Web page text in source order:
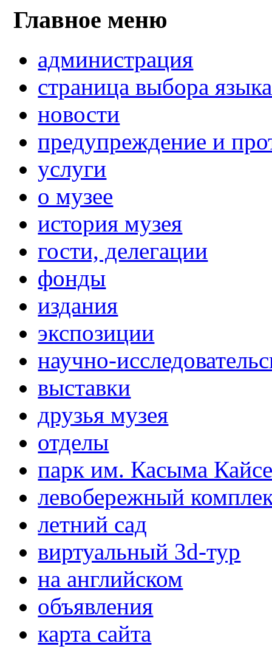
Главное меню
администрация
страница выбора языка
новости
предупреждение и
услуги
о музее
история музея
гости, делегации
фонды
издания
экспозиции
научно-
выставки
друзья музея
отделы
парк им. Касыма
левобережный
летний сад
виртуальный 3d-тур
на английском
объявления
карта сайта